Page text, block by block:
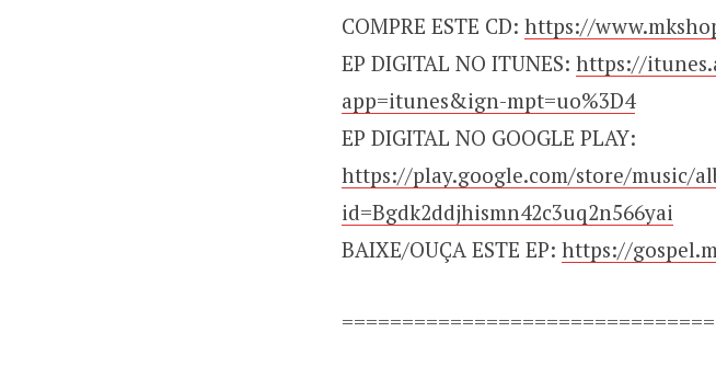
COMPRE ESTE CD: https://
EP DIGITAL NO ITUNES: https://
app=itunes&ign-mpt=uo%3D4
EP DIGITAL NO GOOGLE PLAY:
https://play.google.com/store/music/
id=Bgdk2ddjhismn42c3uq2n566yai
BAIXE/OUÇA ESTE EP: https://